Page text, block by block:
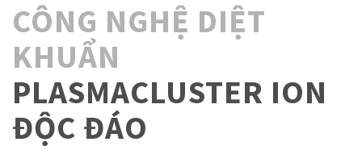
CÔNG NGHỆ DIỆT
KHUẨN
PLASMACLUSTER ION
ĐỘC ĐÁO